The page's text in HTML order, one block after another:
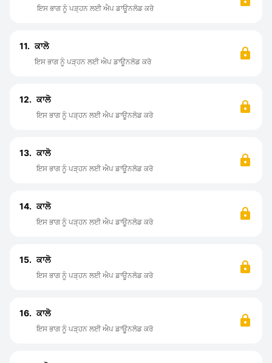
ਇਸ ਭਾਗ ਨੂੰ ਪੜ੍ਹਨ ਲਈ ਐਪ ਡਾਊਨਲੋਡ ਕਰੋ
11. ਕਾਲੋ
ਇਸ ਭਾਗ ਨੂੰ ਪੜ੍ਹਨ ਲਈ ਐਪ ਡਾਊਨਲੋਡ ਕਰੋ
12. ਕਾਲੋ
ਇਸ ਭਾਗ ਨੂੰ ਪੜ੍ਹਨ ਲਈ ਐਪ ਡਾਊਨਲੋਡ ਕਰੋ
13. ਕਾਲੋ
ਇਸ ਭਾਗ ਨੂੰ ਪੜ੍ਹਨ ਲਈ ਐਪ ਡਾਊਨਲੋਡ ਕਰੋ
14. ਕਾਲੋ
ਇਸ ਭਾਗ ਨੂੰ ਪੜ੍ਹਨ ਲਈ ਐਪ ਡਾਊਨਲੋਡ ਕਰੋ
15. ਕਾਲੋ
ਇਸ ਭਾਗ ਨੂੰ ਪੜ੍ਹਨ ਲਈ ਐਪ ਡਾਊਨਲੋਡ ਕਰੋ
16. ਕਾਲੋ
ਇਸ ਭਾਗ ਨੂੰ ਪੜ੍ਹਨ ਲਈ ਐਪ ਡਾਊਨਲੋਡ ਕਰੋ